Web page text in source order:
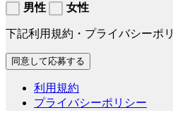
男性
女性
下記利用規約・プライバシーポ
利用規約
プライバシーポリシー